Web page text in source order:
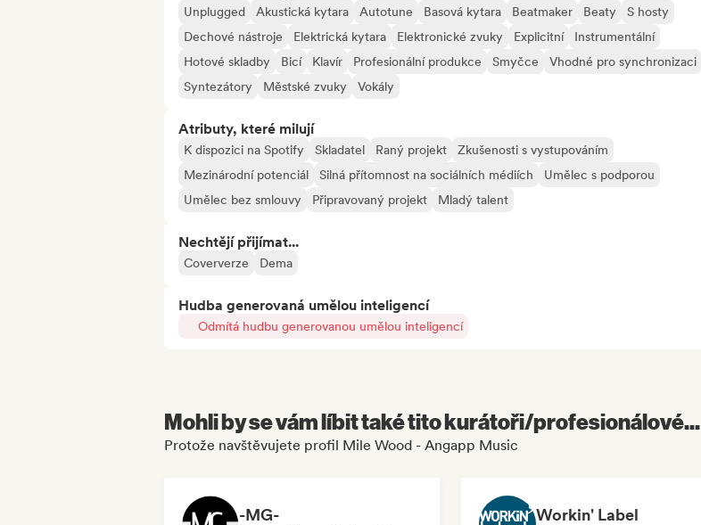
Unplugged Akustická kytara Autotune Basová kytara Beatmaker Beaty
S hosty
Dechové nástroje
Elektrická kytara Elektronické zvuky Explicitní
Instrumentální
Hotové skladby
Bicí Klavír Profesionální produkce Smyčce
Vhodné pro synchronizaci
Syntezátory
Městské zvuky Vokály
Atributy, které milují
K dispozici na Spotify Skladatel Raný projekt
Zkušenosti s vystupováním
Mezinárodní potenciál
Silná přítomnost na sociálních médiích
Umělec s podporou
Umělec bez smlouvy
Připravovaný projekt Mladý talent
Nechtějí přijímat...
Coververze Dema
Hudba generovaná umělou inteligencí
Odmítá hudbu generovanou umělou inteligencí
Mohli by se vám líbit také tito kurátoři/profesionálové...
Protože navštěvujete profil Mile Wood - Angapp Music
-MG- Workin' Label